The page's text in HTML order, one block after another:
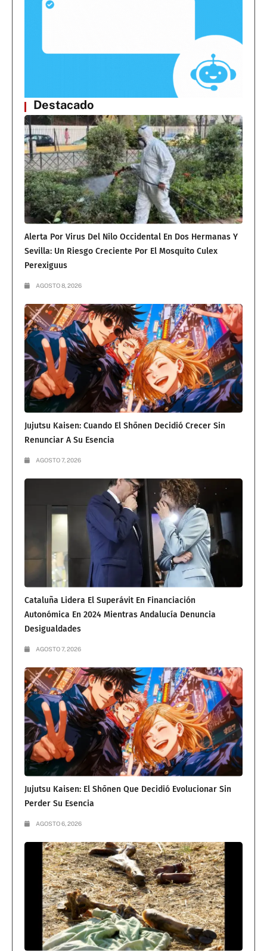
Destacado
Alerta Por Virus Del Nilo Occidental En Dos Hermanas Y
Sevilla: Un Riesgo Creciente Por El Mosquito Culex
Perexiguus
AGOSTO 8, 2026
Jujutsu Kaisen: Cuando El Shōnen Decidió Crecer Sin
Renunciar A Su Esencia
AGOSTO 7, 2026
Cataluña Lidera El Superávit En Financiación
Autonómica En 2024 Mientras Andalucía Denuncia
Desigualdades
AGOSTO 7, 2026
Jujutsu Kaisen: El Shōnen Que Decidió Evolucionar Sin
Perder Su Esencia
AGOSTO 6, 2026